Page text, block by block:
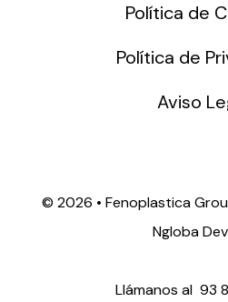
Política de
Política de
Aviso
© 2026 • Fenoplastica
Ngloba
Llámanos al 93